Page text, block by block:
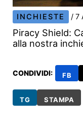
INCHIESTE /7
Piracy Shield:
alla nostra
CONDIVIDI: FB
TG STAMPA